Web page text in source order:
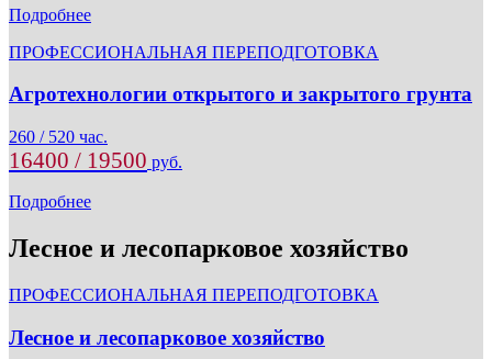
Подробнее
ПРОФЕССИОНАЛЬНАЯ ПЕРЕПОДГОТОВКА
Агротехнологии открытого и закрытого грунта
260 / 520 час.
16400 / 19500 руб.
Подробнее
Лесное и лесопарковое хозяйство
ПРОФЕССИОНАЛЬНАЯ ПЕРЕПОДГОТОВКА
Лесное и лесопарковое хозяйство